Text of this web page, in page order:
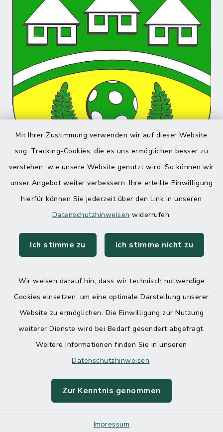
Mit Ihrer Zustimmung verwenden wir auf dieser Website
sog. Tracking-Cookies, die es uns ermöglichen besser zu
verstehen, wie unsere Website genutzt wird. So können wir
unser Angebot weiter verbessern. Ihre erteilte Einwilligung
hierfür können Sie jederzeit über den Link in unseren
Datenschutzhinweisen widerrufen.
Ich stimme zu Ich stimme nicht zu
Wir weisen darauf hin, dass wir technisch notwendige
Cookies einsetzen, um eine optimale Darstellung unserer
Website zu ermöglichen. Die Einwilligung zur Nutzung
weiterer Dienste wird bei Bedarf gesondert abgefragt.
Weitere Informationen finden Sie in unseren
Datenschutzhinweisen.
Zur Kenntnis genommen
Impressum
Kontakt
Datenschutz
Impressum
Cookie-Einstellungen